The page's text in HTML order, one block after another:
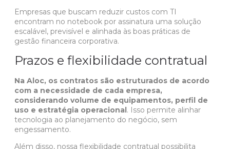
Empresas que buscam reduzir custos com TI
encontram no notebook por assinatura uma solução
escalável, previsível e alinhada às boas práticas de
gestão financeira corporativa.
Prazos e flexibilidade contratual
Na Aloc, os contratos são estruturados de acordo
com a necessidade de cada empresa,
considerando volume de equipamentos, perfil de
uso e estratégia operacional. Isso permite alinhar
tecnologia ao planejamento do negócio, sem
engessamento.
Além disso, nossa flexibilidade contratual possibilita